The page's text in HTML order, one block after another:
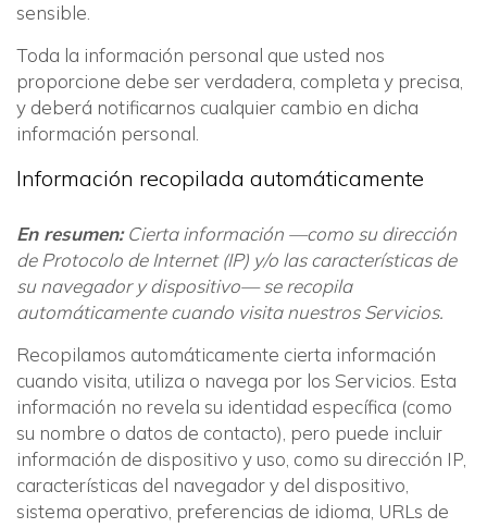
sensible.
Toda la información personal que usted nos
proporcione debe ser verdadera, completa y precisa,
y deberá notificarnos cualquier cambio en dicha
información personal.
Información recopilada automáticamente
En resumen:Cierta información —como su dirección
de Protocolo de Internet (IP) y/o las características de
su navegador y dispositivo— se recopila
automáticamente cuando visita nuestros Servicios.
Recopilamos automáticamente cierta información
cuando visita, utiliza o navega por los Servicios. Esta
información no revela su identidad específica (como
su nombre o datos de contacto), pero puede incluir
información de dispositivo y uso, como su dirección IP,
características del navegador y del dispositivo,
sistema operativo, preferencias de idioma, URLs de